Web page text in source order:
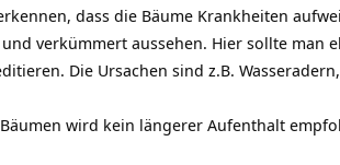
dass die Bäume Krankheiten
verkümmert aussehen. Hier sollte man
Die Ursachen sind z.B. Wasseradern,
wird kein längerer Aufenthalt